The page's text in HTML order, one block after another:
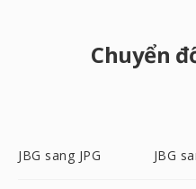
Chuyển
JBG sang JPG JBG